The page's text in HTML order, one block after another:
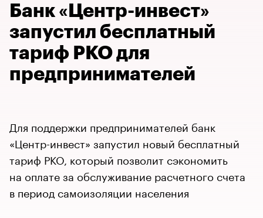
Банк «Центр-инвест»
запустил бесплатный
тариф РКО для
предпринимателей
Для поддержки предпринимателей банк
«Центр-инвест» запустил новый бесплатный
тариф РКО, который позволит сэкономить
на оплате за обслуживание расчетного счета
в период самоизоляции населения